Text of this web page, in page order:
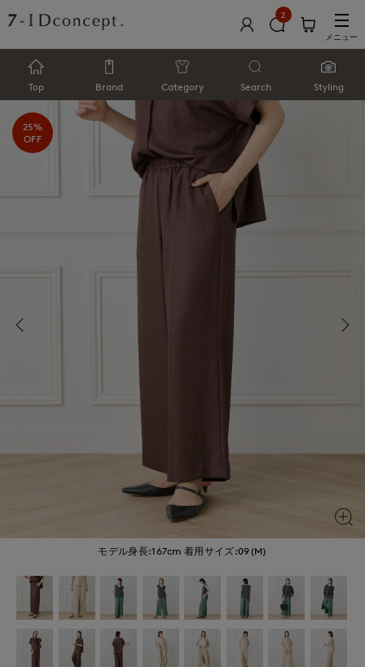
2
メニュー
Top Brand Category Search Styling
モデル身長:167cm 着用サイズ:09(M)
25%
OFF